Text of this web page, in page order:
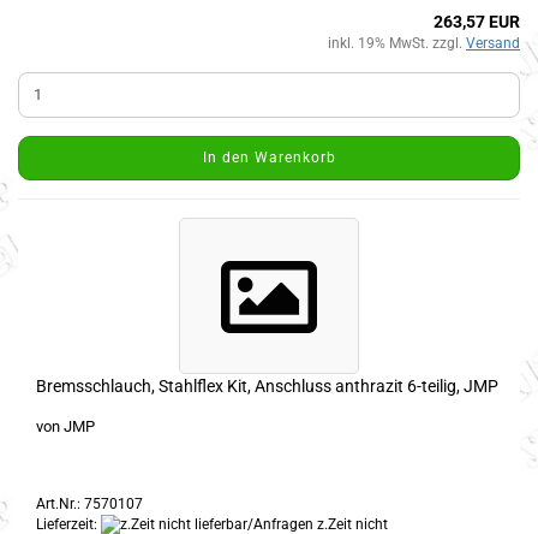
263,57 EUR
inkl. 19% MwSt. zzgl. Versand
In den Warenkorb
Bremsschlauch, Stahlflex Kit, Anschluss anthrazit 6-teilig, JMP
von JMP
Art.Nr.: 7570107
Lieferzeit:
z.Zeit nicht